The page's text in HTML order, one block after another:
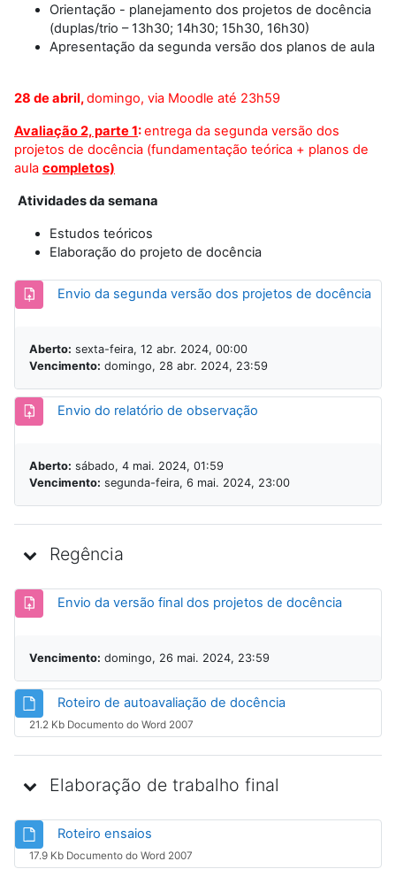
Orientação - planejamento dos projetos de docência
(duplas/trio – 13h30; 14h30; 15h30, 16h30)
Apresentação da segunda versão dos planos de aula
28 de abril,domingo, via Moodle até 23h59
Avaliação 2, parte 1:entrega da segunda versão dos
projetos de docência (fundamentação teórica + planos de
aula completos)
Atividades da semana
Estudos teóricos
Elaboração do projeto de docência
Envio da segunda versão dos projetos de docência
Aberto: sexta-feira, 12 abr. 2024, 00:00
Vencimento: domingo, 28 abr. 2024, 23:59
Envio do relatório de observação
Aberto: sábado, 4 mai. 2024, 01:59
Vencimento: segunda-feira, 6 mai. 2024, 23:00
Regência
Envio da versão final dos projetos de docênciaTarefa
Vencimento: domingo, 26 mai. 2024, 23:59
Roteiro de autoavaliação de docênciaArquivo
21.2 Kb Documento do Word 2007
Elaboração de trabalho final
Roteiro ensaios
17.9 Kb Documento do Word 2007